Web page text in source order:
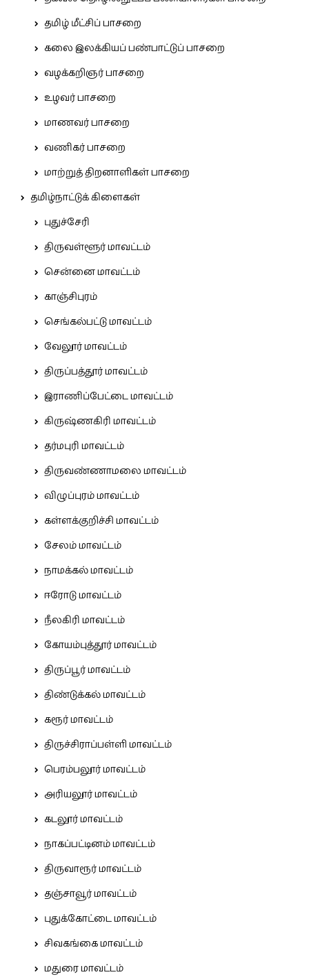
தமிழ் மீட்சிப் பாசறை
கலை இலக்கியப் பண்பாட்டுப் பாசறை
வழக்கறிஞர் பாசறை
உழவர் பாசறை
மாணவர் பாசறை
வணிகர் பாசறை
மாற்றுத் திறனாளிகள் பாசறை
தமிழ்நாட்டுக் கிளைகள்
புதுச்சேரி
திருவள்ளூர் மாவட்டம்
சென்னை மாவட்டம்
காஞ்சிபுரம்
செங்கல்பட்டு மாவட்டம்
வேலூர் மாவட்டம்
திருப்பத்தூர் மாவட்டம்
இராணிப்பேட்டை மாவட்டம்
கிருஷ்ணகிரி மாவட்டம்
தர்மபுரி மாவட்டம்
திருவண்ணாமலை மாவட்டம்
விழுப்புரம் மாவட்டம்
கள்ளக்குறிச்சி மாவட்டம்
சேலம் மாவட்டம்
நாமக்கல் மாவட்டம்
ஈரோடு மாவட்டம்
நீலகிரி மாவட்டம்
கோயம்புத்தூர் மாவட்டம்
திருப்பூர் மாவட்டம்
திண்டுக்கல் மாவட்டம்
கரூர் மாவட்டம்
திருச்சிராப்பள்ளி மாவட்டம்
பெரம்பலூர் மாவட்டம்
அரியலூர் மாவட்டம்
கடலூர் மாவட்டம்
நாகப்பட்டினம் மாவட்டம்
திருவாரூர் மாவட்டம்
தஞ்சாவூர் மாவட்டம்
புதுக்கோட்டை மாவட்டம்
சிவகங்கை மாவட்டம்
மதுரை மாவட்டம்